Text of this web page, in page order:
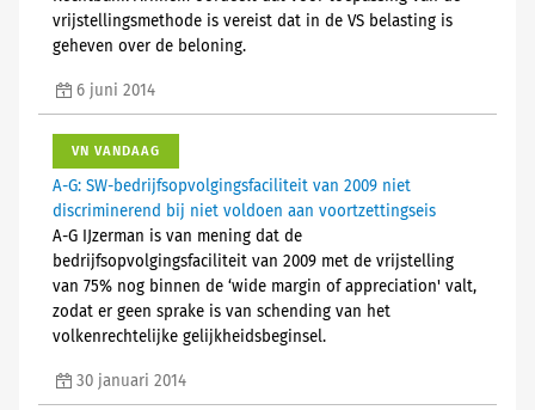
vrijstellingsmethode is vereist dat in de VS belasting is
geheven over de beloning.
6 juni 2014
VN VANDAAG
A-G: SW-bedrijfsopvolgingsfaciliteit van 2009 niet
discriminerend bij niet voldoen aan voortzettingseis
A-G IJzerman is van mening dat de
bedrijfsopvolgingsfaciliteit van 2009 met de vrijstelling
van 75% nog binnen de ‘wide margin of appreciation' valt,
zodat er geen sprake is van schending van het
volkenrechtelijke gelijkheidsbeginsel.
30 januari 2014